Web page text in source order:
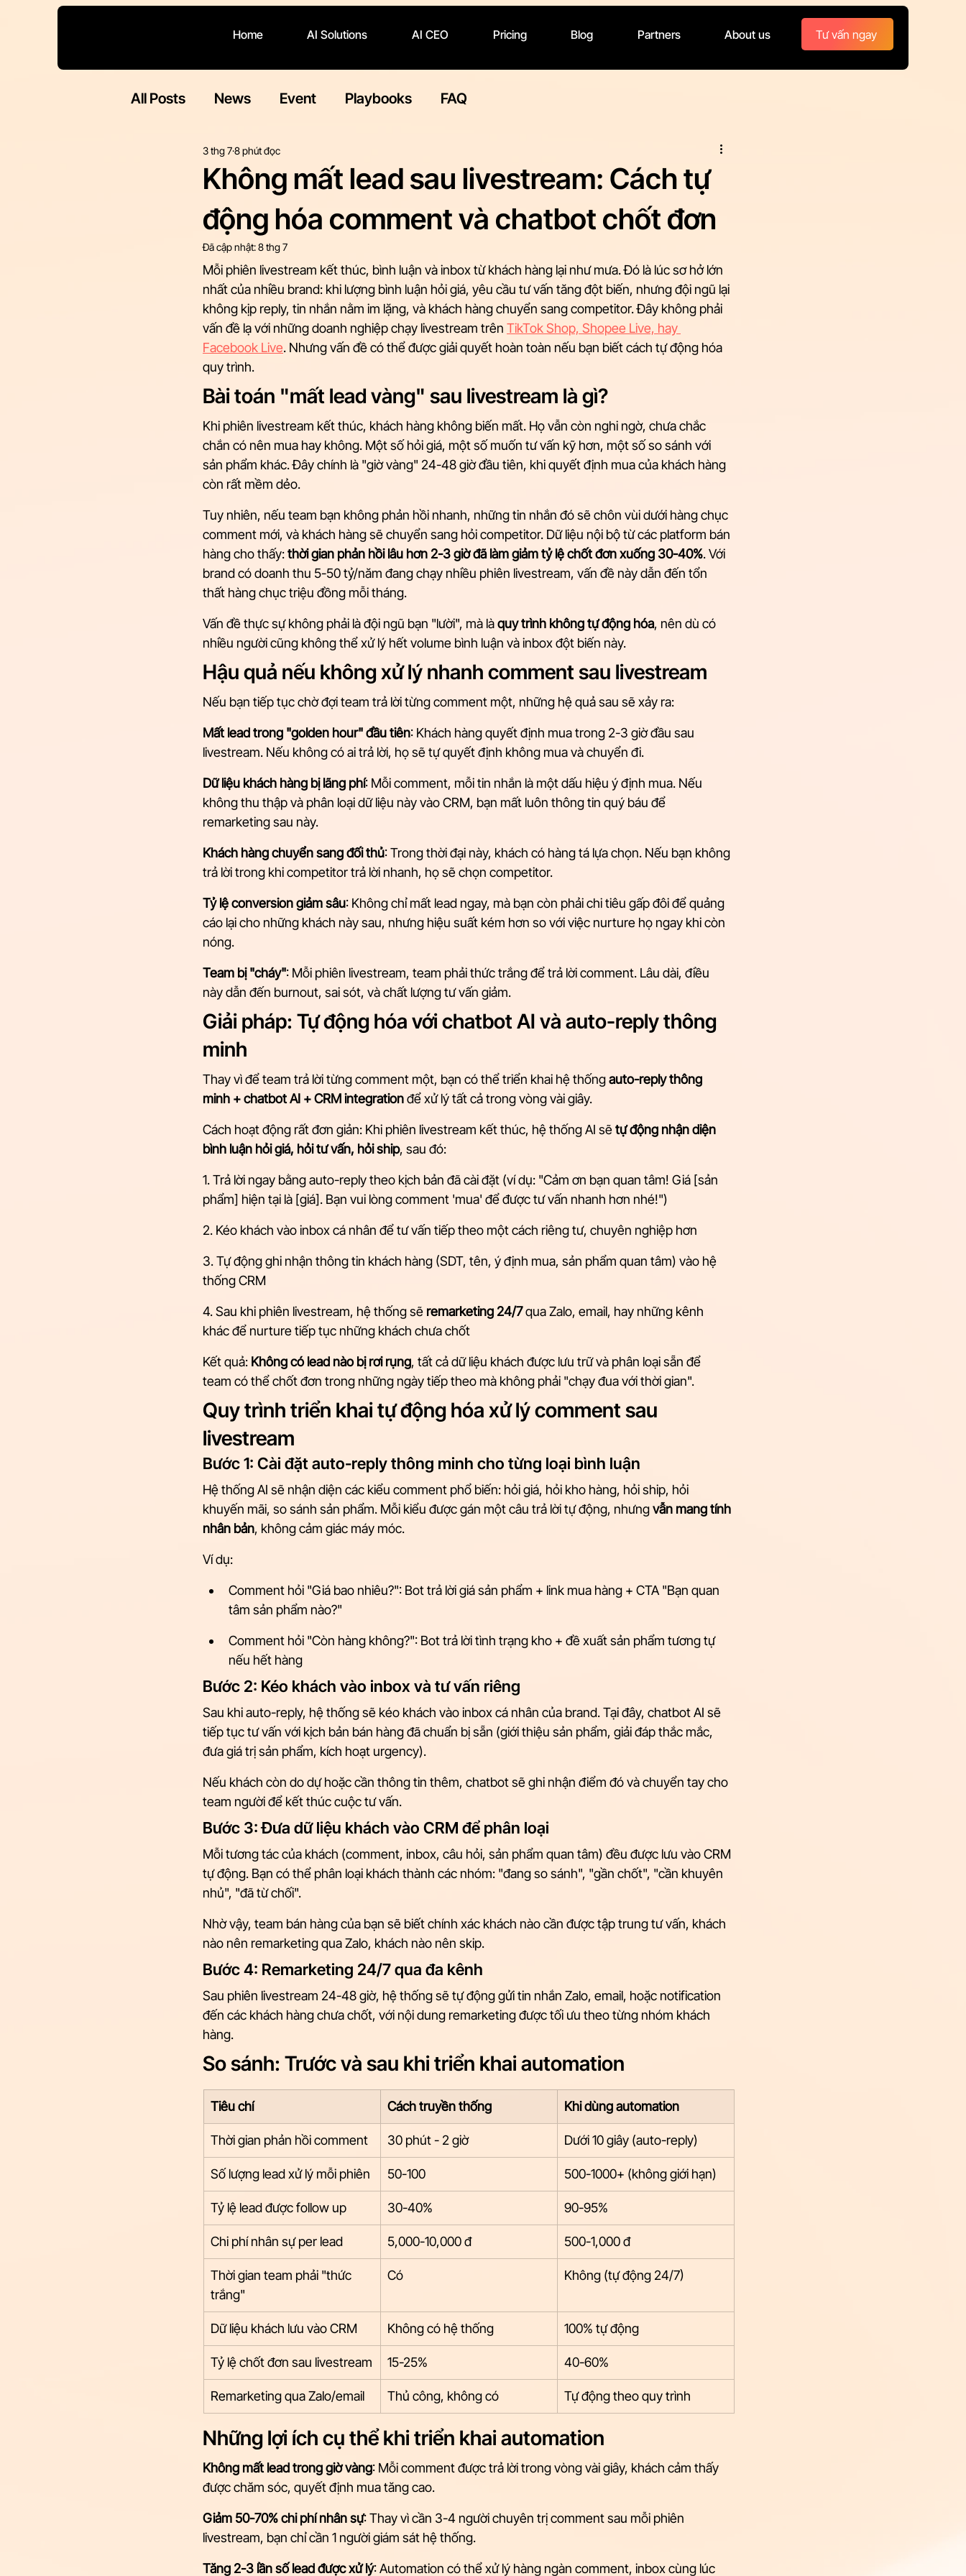
Home AI Solutions AI CEO Pricing Blog Partners About us Tư vấn ngay
All Posts News Event Playbooks FAQ
Không mất lead sau livestream: Cách tự
động hóa comment và chatbot chốt đơn
3 thg 78 phút đọc
Đã cập nhật:8 thg 7
Mỗi phiên livestream kết thúc, bình luận và inbox từ khách hàng lại như mưa. Đó là lúc sơ hở lớn
nhất của nhiều brand: khi lượng bình luận hỏi giá, yêu cầu tư vấn tăng đột biến, nhưng đội ngũ lại
không kịp reply, tin nhắn nằm im lặng, và khách hàng chuyển sang competitor. Đây không phải
vấn đề lạ với những doanh nghiệp chạy livestream trên TikTok Shop, Shopee Live, hay
Facebook Live. Nhưng vấn đề có thể được giải quyết hoàn toàn nếu bạn biết cách tự động hóa
quy trình.
Bài toán "mất lead vàng" sau livestream là gì?
Khi phiên livestream kết thúc, khách hàng không biến mất. Họ vẫn còn nghi ngờ, chưa chắc
chắn có nên mua hay không. Một số hỏi giá, một số muốn tư vấn kỹ hơn, một số so sánh với
sản phẩm khác. Đây chính là "giờ vàng" 24-48 giờ đầu tiên, khi quyết định mua của khách hàng
còn rất mềm dẻo.
Tuy nhiên, nếu team bạn không phản hồi nhanh, những tin nhắn đó sẽ chôn vùi dưới hàng chục
comment mới, và khách hàng sẽ chuyển sang hỏi competitor. Dữ liệu nội bộ từ các platform bán
hàng cho thấy: thời gian phản hồi lâu hơn 2-3 giờ đã làm giảm tỷ lệ chốt đơn xuống 30-40%. Với
brand có doanh thu 5-50 tỷ/năm đang chạy nhiều phiên livestream, vấn đề này dẫn đến tổn
thất hàng chục triệu đồng mỗi tháng.
Vấn đề thực sự không phải là đội ngũ bạn "lười", mà là quy trình không tự động hóa, nên dù có
nhiều người cũng không thể xử lý hết volume bình luận và inbox đột biến này.
Hậu quả nếu không xử lý nhanh comment sau livestream
Nếu bạn tiếp tục chờ đợi team trả lời từng comment một, những hệ quả sau sẽ xảy ra:
Mất lead trong "golden hour" đầu tiên: Khách hàng quyết định mua trong 2-3 giờ đầu sau
livestream. Nếu không có ai trả lời, họ sẽ tự quyết định không mua và chuyển đi.
Dữ liệu khách hàng bị lãng phí: Mỗi comment, mỗi tin nhắn là một dấu hiệu ý định mua. Nếu
không thu thập và phân loại dữ liệu này vào CRM, bạn mất luôn thông tin quý báu để
remarketing sau này.
Khách hàng chuyển sang đối thủ: Trong thời đại này, khách có hàng tá lựa chọn. Nếu bạn không
trả lời trong khi competitor trả lời nhanh, họ sẽ chọn competitor.
Tỷ lệ conversion giảm sâu: Không chỉ mất lead ngay, mà bạn còn phải chi tiêu gấp đôi để quảng
cáo lại cho những khách này sau, nhưng hiệu suất kém hơn so với việc nurture họ ngay khi còn
nóng.
Team bị "cháy": Mỗi phiên livestream, team phải thức trắng để trả lời comment. Lâu dài, điều
này dẫn đến burnout, sai sót, và chất lượng tư vấn giảm.
Giải pháp: Tự động hóa với chatbot AI và auto-reply thông
minh
Thay vì để team trả lời từng comment một, bạn có thể triển khai hệ thống auto-reply thông
minh + chatbot AI + CRM integration để xử lý tất cả trong vòng vài giây.
Cách hoạt động rất đơn giản: Khi phiên livestream kết thúc, hệ thống AI sẽ tự động nhận diện
bình luận hỏi giá, hỏi tư vấn, hỏi ship, sau đó:
1. Trả lời ngay bằng auto-reply theo kịch bản đã cài đặt (ví dụ: "Cảm ơn bạn quan tâm! Giá [sản
phẩm] hiện tại là [giá]. Bạn vui lòng comment 'mua' để được tư vấn nhanh hơn nhé!")
2. Kéo khách vào inbox cá nhân để tư vấn tiếp theo một cách riêng tư, chuyên nghiệp hơn
3. Tự động ghi nhận thông tin khách hàng (SDT, tên, ý định mua, sản phẩm quan tâm) vào hệ
thống CRM
4. Sau khi phiên livestream, hệ thống sẽ remarketing 24/7 qua Zalo, email, hay những kênh
khác để nurture tiếp tục những khách chưa chốt
Kết quả: Không có lead nào bị rơi rụng, tất cả dữ liệu khách được lưu trữ và phân loại sẵn để
team có thể chốt đơn trong những ngày tiếp theo mà không phải "chạy đua với thời gian".
Quy trình triển khai tự động hóa xử lý comment sau
livestream
Bước 1: Cài đặt auto-reply thông minh cho từng loại bình luận
Hệ thống AI sẽ nhận diện các kiểu comment phổ biến: hỏi giá, hỏi kho hàng, hỏi ship, hỏi
khuyến mãi, so sánh sản phẩm. Mỗi kiểu được gán một câu trả lời tự động, nhưng vẫn mang tính
nhân bản, không cảm giác máy móc.
Ví dụ:
Comment hỏi "Giá bao nhiêu?": Bot trả lời giá sản phẩm + link mua hàng + CTA "Bạn quan
tâm sản phẩm nào?"
Comment hỏi "Còn hàng không?": Bot trả lời tình trạng kho + đề xuất sản phẩm tương tự
nếu hết hàng
Bước 2: Kéo khách vào inbox và tư vấn riêng
Sau khi auto-reply, hệ thống sẽ kéo khách vào inbox cá nhân của brand. Tại đây, chatbot AI sẽ
tiếp tục tư vấn với kịch bản bán hàng đã chuẩn bị sẵn (giới thiệu sản phẩm, giải đáp thắc mắc,
đưa giá trị sản phẩm, kích hoạt urgency).
Nếu khách còn do dự hoặc cần thông tin thêm, chatbot sẽ ghi nhận điểm đó và chuyển tay cho
team người để kết thúc cuộc tư vấn.
Bước 3: Đưa dữ liệu khách vào CRM để phân loại
Mỗi tương tác của khách (comment, inbox, câu hỏi, sản phẩm quan tâm) đều được lưu vào CRM
tự động. Bạn có thể phân loại khách thành các nhóm: "đang so sánh", "gần chốt", "cần khuyên
nhủ", "đã từ chối".
Nhờ vậy, team bán hàng của bạn sẽ biết chính xác khách nào cần được tập trung tư vấn, khách
nào nên remarketing qua Zalo, khách nào nên skip.
Bước 4: Remarketing 24/7 qua đa kênh
Sau phiên livestream 24-48 giờ, hệ thống sẽ tự động gửi tin nhắn Zalo, email, hoặc notification
đến các khách hàng chưa chốt, với nội dung remarketing được tối ưu theo từng nhóm khách
hàng.
So sánh: Trước và sau khi triển khai automation
Tiêu chí Cách truyền thống Khi dùng automation
Thời gian phản hồi comment 30 phút - 2 giờ Dưới 10 giây (auto-reply)
Số lượng lead xử lý mỗi phiên 50-100 500-1000+ (không giới hạn)
Tỷ lệ lead được follow up 30-40% 90-95%
Chi phí nhân sự per lead 5,000-10,000 đ 500-1,000 đ
Thời gian team phải "thức
trắng"
Có Không (tự động 24/7)
Dữ liệu khách lưu vào CRM Không có hệ thống 100% tự động
Tỷ lệ chốt đơn sau livestream 15-25% 40-60%
Remarketing qua Zalo/email Thủ công, không có Tự động theo quy trình
Những lợi ích cụ thể khi triển khai automation
Không mất lead trong giờ vàng: Mỗi comment được trả lời trong vòng vài giây, khách cảm thấy
được chăm sóc, quyết định mua tăng cao.
Giảm 50-70% chi phí nhân sự: Thay vì cần 3-4 người chuyên trị comment sau mỗi phiên
livestream, bạn chỉ cần 1 người giám sát hệ thống.
Tăng 2-3 lần số lead được xử lý: Automation có thể xử lý hàng ngàn comment, inbox cùng lúc